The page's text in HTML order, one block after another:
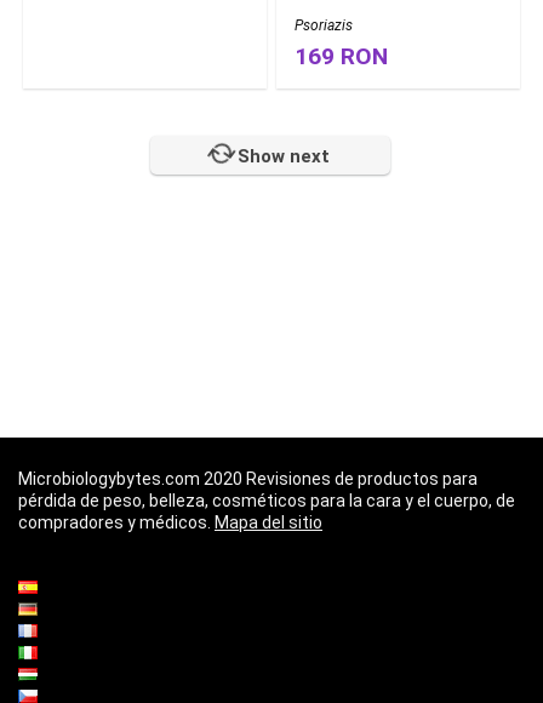
Psoriazis
169 RON
Show next
Microbiologybytes.com 2020 Revisiones de productos para
pérdida de peso, belleza, cosméticos para la cara y el cuerpo, de
compradores y médicos. Mapa del sitio